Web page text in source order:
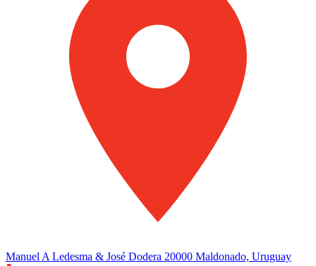
Manuel A Ledesma & José Dodera 20000 Maldonado, Uruguay